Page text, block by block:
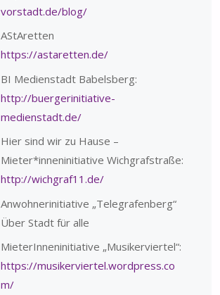
vorstadt.de/blog/
AStAretten
https://astaretten.de/
BI Medienstadt Babelsberg:
http://buergerinitiative-
medienstadt.de/
Hier sind wir zu Hause –
Mieter*inneninitiative Wichgrafstraße:
http://wichgraf11.de/
Anwohnerinitiative „Telegrafenberg“
Über Stadt für alle
MieterInneninitiative „Musikerviertel“:
https://musikerviertel.wordpress.co
m/